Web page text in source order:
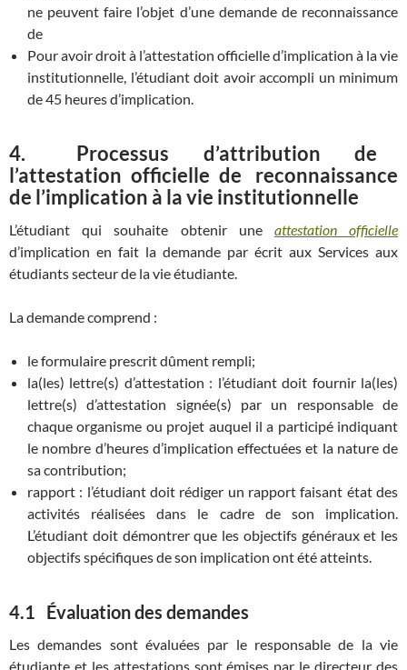
ne peuvent faire l’objet d’une demande de reconnaissance
de
Pour avoir droit à l’attestation officielle d’implication à la vie
institutionnelle, l’étudiant doit avoir accompli un minimum
de 45 heures d’implication.
4. Processus d’attribution de
l’attestation officielle de reconnaissance
de l’implication à la vie institutionnelle
L’étudiant qui souhaite obtenir une attestation officielle
d’implication en fait la demande par écrit aux Services aux
étudiants secteur de la vie étudiante.
La demande comprend :
le formulaire prescrit dûment rempli;
la(les) lettre(s) d’attestation : l’étudiant doit fournir la(les)
lettre(s) d’attestation signée(s) par un responsable de
chaque organisme ou projet auquel il a participé indiquant
le nombre d’heures d’implication effectuées et la nature de
sa contribution;
rapport : l’étudiant doit rédiger un rapport faisant état des
activités réalisées dans le cadre de son implication.
L’étudiant doit démontrer que les objectifs généraux et les
objectifs spécifiques de son implication ont été atteints.
4.1 Évaluation des demandes
Les demandes sont évaluées par le responsable de la vie
étudiante et les attestations sont émises par le directeur des